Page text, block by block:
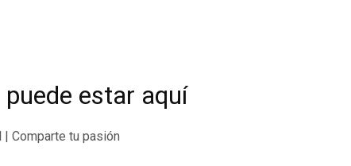
estar aquí
| Comparte tu pasión